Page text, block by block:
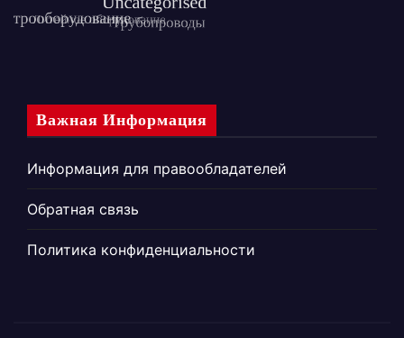
Важная Информация
Информация для правообладателей
Обратная связь
Политика конфиденциальности